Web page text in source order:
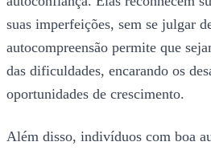
suas imperfeições, sem se julgar
autocompreensão permite que
das dificuldades, encarando os
oportunidades de crescimento.
Além disso, indivíduos com boa